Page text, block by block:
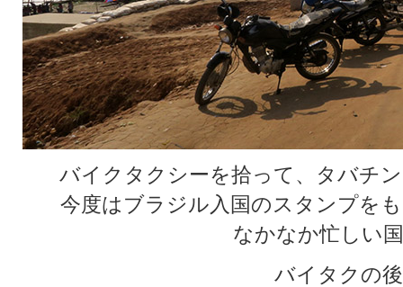
バイクタクシーを拾って、タバチ
今度はブラジル入国のスタンプを
なかなか忙しい
バイタクの